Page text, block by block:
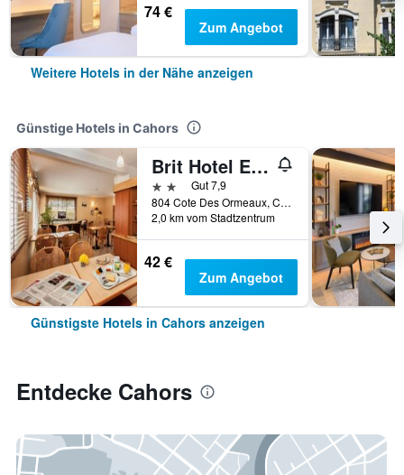
74 €
Zum Angebot
Weitere Hotels in der Nähe anzeigen
Günstige Hotels in Cahors
Brit Hotel Essentiel Cahors Nord
2 SterneGut 7,9
804 Cote Des Ormeaux, Cahors, Lot, Frankreich
2,0 km vom Stadtzentrum
42 €
Zum Angebot
Günstigste Hotels in Cahors anzeigen
Entdecke Cahors